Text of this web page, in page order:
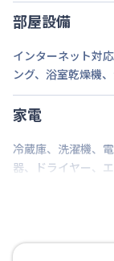
途中の解約も7
いただいてい
・個人契約の
長（再契約）
部屋設備
インターネット対応
ング、 浴室乾燥機、
家電
冷蔵庫、 洗濯機、
器、 ドライヤー、